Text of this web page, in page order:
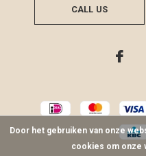
CALL US
Door het gebruiken van onze
cookies om onze